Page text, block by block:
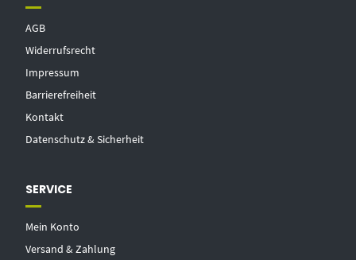
AGB
Widerrufsrecht
Impressum
Barrierefreiheit
Kontakt
Datenschutz & Sicherheit
SERVICE
Mein Konto
Versand & Zahlung